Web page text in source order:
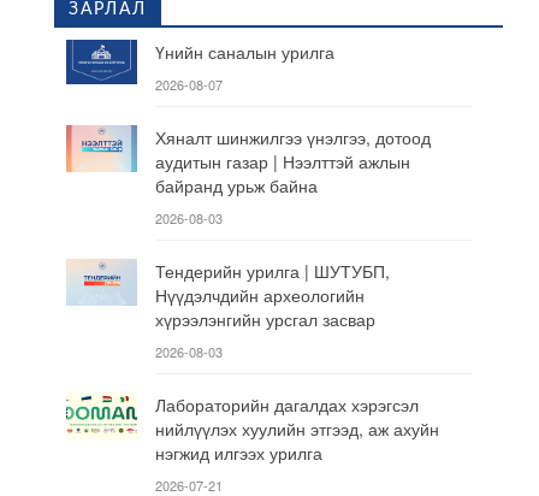
ЗАРЛАЛ
Үнийн саналын урилга
2026-08-07
Хяналт шинжилгээ үнэлгээ, дотоод
аудитын газар | Нээлттэй ажлын
байранд урьж байна
2026-08-03
Тендерийн урилга | ШУТУБП,
Нүүдэлчдийн археологийн
хүрээлэнгийн урсгал засвар
2026-08-03
Лабораторийн дагалдах хэрэгсэл
нийлүүлэх хуулийн этгээд, аж ахуйн
нэгжид илгээх урилга
2026-07-21